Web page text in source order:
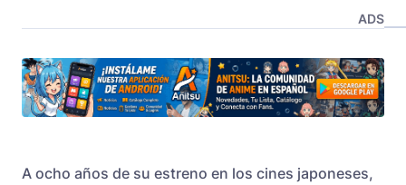
ADS
A ocho años de su estreno en los cines japoneses,